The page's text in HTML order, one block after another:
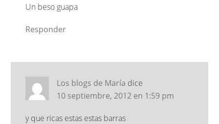
Un beso guapa
Responder
Los blogs de María dice
10 septiembre, 2012 en 1:59 pm
y que ricas estas estas barras